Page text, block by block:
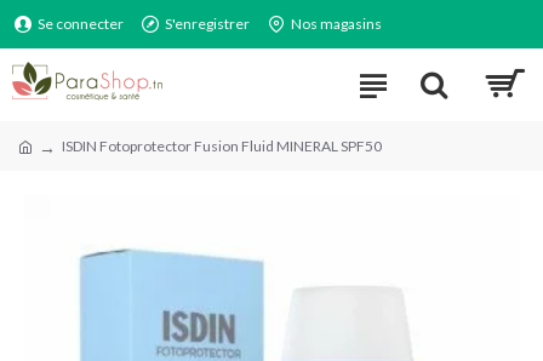
Se connecter S'enregistrer Nos magasins
ISDIN Fotoprotector Fusion Fluid MINERAL SPF50